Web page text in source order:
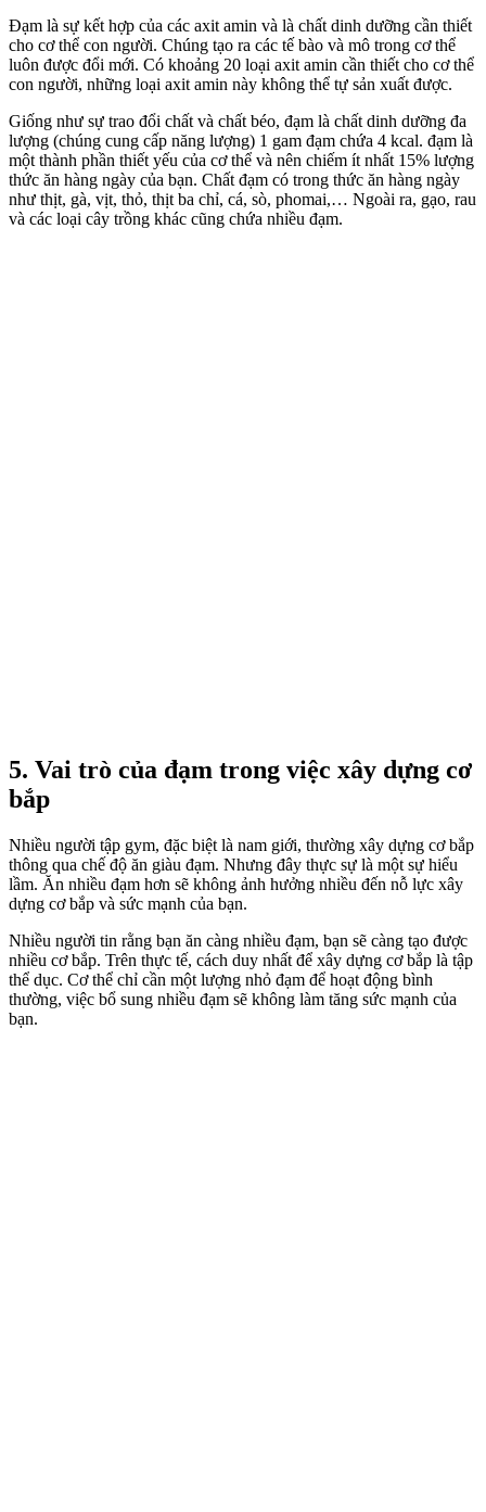
Đạm là sự kết hợp của các axit amin và là chất dinh dưỡng cần thiết
cho cơ thể con người. Chúng tạo ra các tế bào và mô trong cơ thể
luôn được đổi mới. Có khoảng 20 loại axit amin cần thiết cho cơ thể
con người, những loại axit amin này không thể tự sản xuất được.
Giống như sự trao đổi chất và chất béo, đạm là chất dinh dưỡng đa
lượng (chúng cung cấp năng lượng) 1 gam đạm chứa 4 kcal. đạm là
một thành phần thiết yếu của cơ thể và nên chiếm ít nhất 15% lượng
thức ăn hàng ngày của bạn. Chất đạm có trong thức ăn hàng ngày
như thịt, gà, vịt, thỏ, thịt ba chỉ, cá, sò, phomai,… Ngoài ra, gạo, rau
và các loại cây trồng khác cũng chứa nhiều đạm.
5. Vai trò của đạm trong việc xây dựng cơ
bắp
Nhiều người tập gym, đặc biệt là nam giới, thường xây dựng cơ bắp
thông qua chế độ ăn giàu đạm. Nhưng đây thực sự là một sự hiểu
lầm. Ăn nhiều đạm hơn sẽ không ảnh hưởng nhiều đến nỗ lực xây
dựng cơ bắp và sức mạnh của bạn.
Nhiều người tin rằng bạn ăn càng nhiều đạm, bạn sẽ càng tạo được
nhiều cơ bắp. Trên thực tế, cách duy nhất để xây dựng cơ bắp là tập
thể dục. Cơ thể chỉ cần một lượng nhỏ đạm để hoạt động bình
thường, việc bổ sung nhiều đạm sẽ không làm tăng sức mạnh của
bạn.